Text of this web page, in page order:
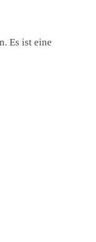
Es ist eine